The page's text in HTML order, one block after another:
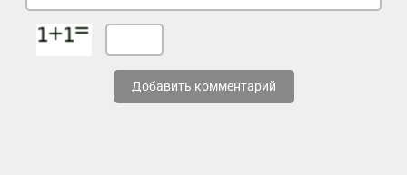
Добавить комментарий